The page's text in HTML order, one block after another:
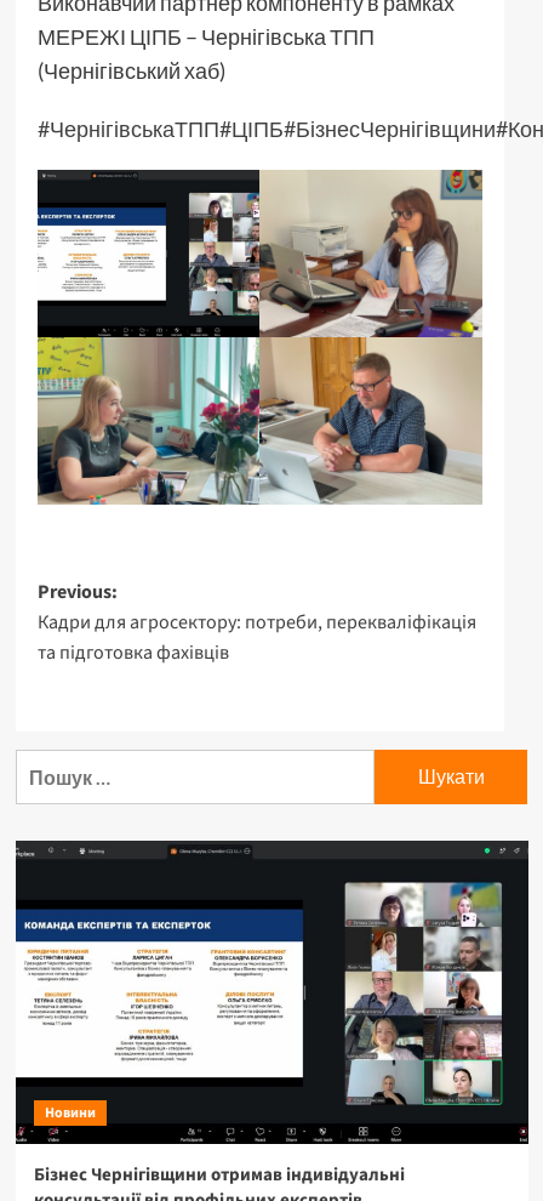
МЕРЕЖІ ЦІПБ – Чернігівська ТПП
(Чернігівський хаб)
#ЧернігівськаТПП#ЦІПБ#БізнесЧернігівщини
Post
navigation
Previous:
Кадри для агросектору: потреби, перекваліфікація
та підготовка фахівців
Новини
Бізнес Чернігівщини отримав індивідуальні